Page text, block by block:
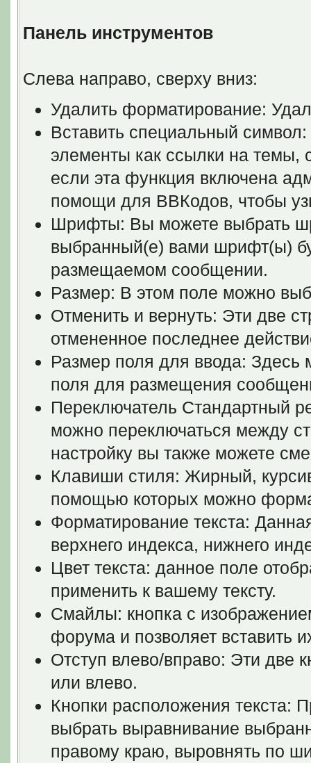
Панель инструментов
Слева направо, сверху вниз:
Удалить форматирование:
Вставить специальный символ:
элементы как ссылки на
если эта функция включена
помощи для ВВКодов, чтобы
Шрифты: Вы можете выбрать
выбранный(е) вами шрифт(ы)
размещаемом сообщении.
Размер: В этом поле можно
Отменить и вернуть: Эти две
отмененное последнее
Размер поля для ввода: Здесь
поля для размещения
Переключатель Стандартный
можно переключаться между
настройку вы также можете
Клавиши стиля: Жирный,
помощью которых можно
Форматирование текста:
верхнего индекса, нижнего
Цвет текста: данное поле
применить к вашему тексту.
Смайлы: кнопка с
форума и позволяет вставить
Отступ влево/вправо: Эти две
или влево.
Кнопки расположения текста:
выбрать выравнивание
правому краю, выровнять по